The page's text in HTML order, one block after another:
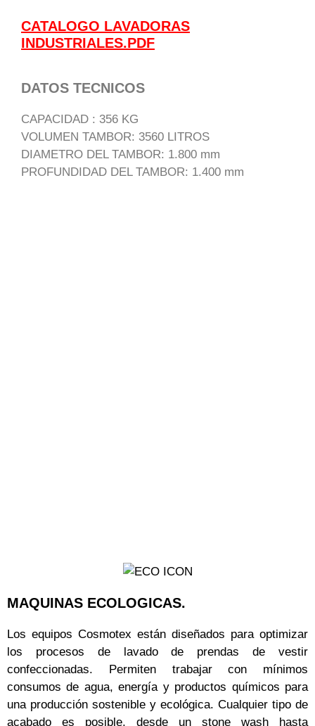
CATALOGO LAVADORAS
INDUSTRIALES.PDF
DATOS TECNICOS
CAPACIDAD : 356 KG
VOLUMEN TAMBOR: 3560 LITROS
DIAMETRO DEL TAMBOR: 1.800 mm
PROFUNDIDAD DEL TAMBOR: 1.400 mm
MAQUINAS ECOLOGICAS.
Los equipos Cosmotex están diseñados para optimizar
los procesos de lavado de prendas de vestir
confeccionadas. Permiten trabajar con mínimos
consumos de agua, energía y productos químicos para
una producción sostenible y ecológica. Cualquier tipo de
acabado es posible, desde un stone wash hasta